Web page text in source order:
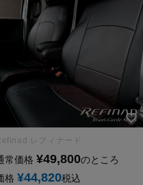
レフィナード
常価格 ¥49,800のところ
格 ¥44,820税込